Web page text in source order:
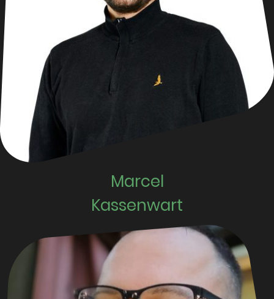
Marcel
Kassenwart